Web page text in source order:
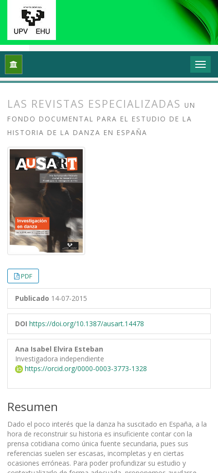
Inicio Vol. 3 Núm. 1 (2015): Investigación en danza
LAS REVISTAS ESPECIALIZADAS UN
FONDO DOCUMENTAL PARA EL ESTUDIO DE LA
HISTORIA DE LA DANZA EN ESPAÑA
PDF
Publicado 14-07-2015
DOI https://doi.org/10.1387/ausart.14478
Ana Isabel Elvira Esteban
Investigadora independiente
https://orcid.org/0000-0003-3773-1328
Resumen
Dado el poco interés que la danza ha suscitado en España, a la
hora de reconstruir su historia es insuficiente contar con la
prensa cotidiana como única fuente secundaria, pues sus
referencias suelen ser escasas, incompletas y en ciertas
ocasiones erróneas. Para poder profundizar su estudio y